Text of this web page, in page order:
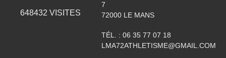
648432 VISITES
7
72000 LE MANS
TÉL. : 06 35 77 07 18
LMA72ATHLETISME@GMAIL.COM